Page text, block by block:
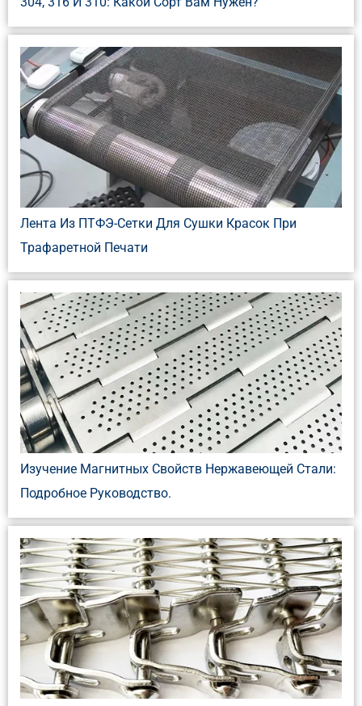
Лента Из ПТФЭ-Сетки Для Сушки Красок При
Трафаретной Печати
Изучение Магнитных Свойств Нержавеющей Стали:
Подробное Руководство.